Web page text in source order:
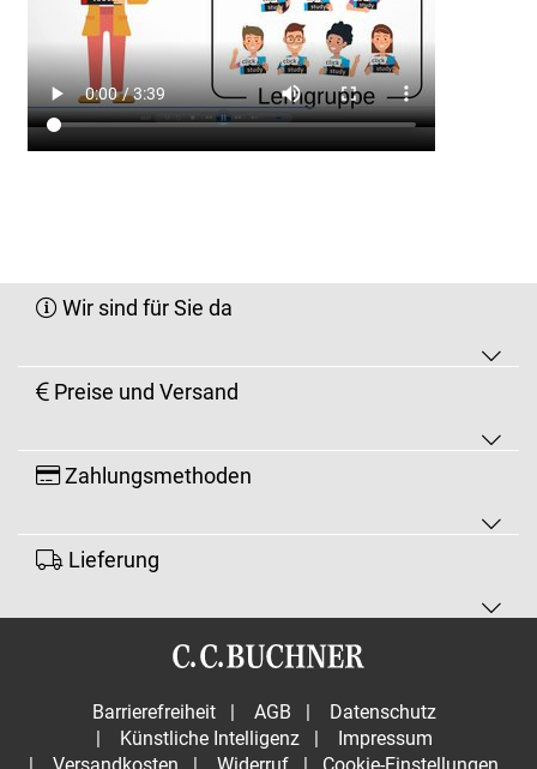
Wir sind für Sie da
Preise und Versand
Zahlungsmethoden
Lieferung
Barrierefreiheit | AGB |
Datenschutz
|
Künstliche Intelligenz |
Impressum